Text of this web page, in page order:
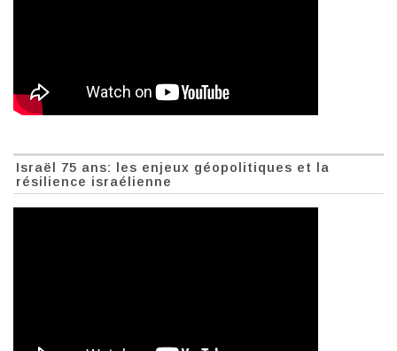
Israël 75 ans: les enjeux géopolitiques et la
résilience israélienne